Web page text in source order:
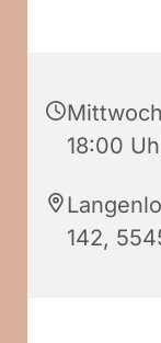
18:00
142,